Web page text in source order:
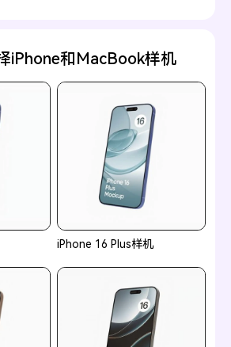
iPhone和MacBook样机
iPhone 16 Plus样机